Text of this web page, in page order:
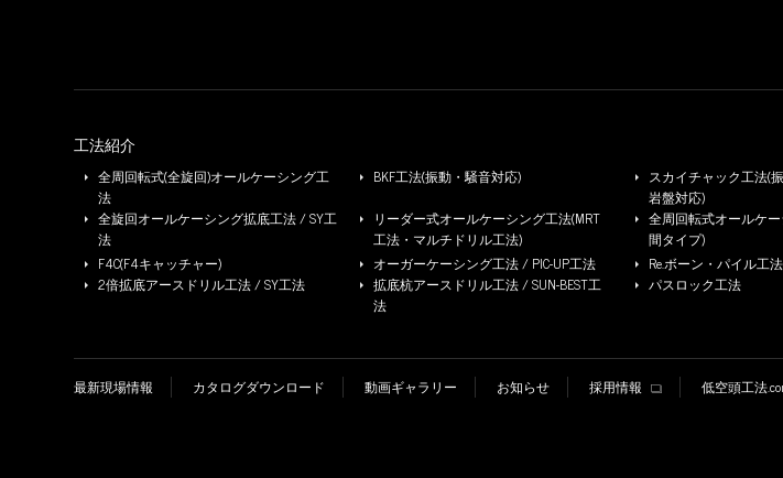
工法紹介
全周回転式(全旋回)オールケーシング工
法
BKF工法(振動・騒音対応)
スカイチャック工法(
岩盤対応)
全旋回オールケーシング拡底工法 / SY工
法
リーダー式オールケーシング工法(MRT
工法・マルチドリル工法)
全周回転式オールケ
間タイプ)
F4C(F4キャッチャー)
オーガーケーシング工法 / PIC-UP工法 Re.ボーン・パイル工法
2倍拡底アースドリル工法 / SY工法
拡底杭アースドリル工法 / SUN-BEST工
法
パスロック工法
最新現場情報 カタログダウンロード 動画ギャラリー お知らせ 採用情報 低空頭工法